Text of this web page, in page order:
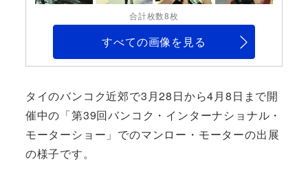
合計枚数8枚
すべての画像を見る
タイのバンコク近郊で3月28日から4月8日まで開
催中の「第39回バンコク・インターナショナル・
モーターショー」でのマンロー・モーターの出展
の様子です。